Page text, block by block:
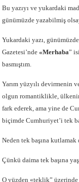
Bu yazıyı ve yukardaki
günümüzde yazabilmiş
Yukardaki yazı,
Gazetesi’nde«Merhaba”
basmıştım.
Yarım yüzyılı devirmenin
olgun romantiklikle,
fark ederek, ama yine de
biçimde Cumhuriyet’i tek
Neden tek başına kutlamak
Çünkü daima tek başına
O yüzden «teklik” üzerinde